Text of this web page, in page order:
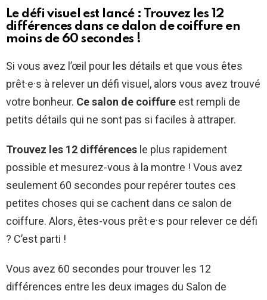
Le défi visuel est lancé : Trouvez les 12
différences dans ce dalon de coiffure en
moins de 60 secondes !
Si vous avez l’œil pour les détails et que vous êtes
prêt·e·s à relever un défi visuel, alors vous avez trouvé
votre bonheur. Ce salon de coiffure est rempli de
petits détails qui ne sont pas si faciles à attraper.
Trouvez les 12 différences le plus rapidement
possible et mesurez-vous à la montre ! Vous avez
seulement 60 secondes pour repérer toutes ces
petites choses qui se cachent dans ce salon de
coiffure. Alors, êtes-vous prêt·e·s pour relever ce défi
? C’est parti !
Vous avez 60 secondes pour trouver les 12
différences entre les deux images du Salon de